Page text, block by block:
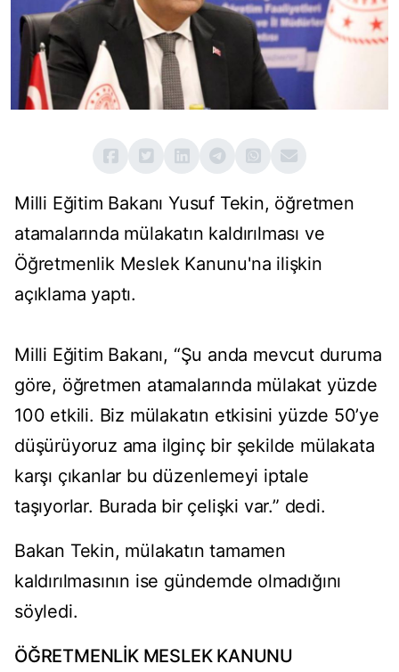
Milli Eğitim Bakanı Yusuf Tekin, öğretmen
atamalarında mülakatın kaldırılması ve
Öğretmenlik Meslek Kanunu'na ilişkin
açıklama yaptı.
Milli Eğitim Bakanı, “Şu anda mevcut duruma
göre, öğretmen atamalarında mülakat yüzde
100 etkili. Biz mülakatın etkisini yüzde 50’ye
düşürüyoruz ama ilginç bir şekilde mülakata
karşı çıkanlar bu düzenlemeyi iptale
taşıyorlar. Burada bir çelişki var.” dedi.
Bakan Tekin, mülakatın tamamen
kaldırılmasının ise gündemde olmadığını
söyledi.
ÖĞRETMENLİK MESLEK KANUNU